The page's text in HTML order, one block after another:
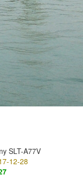
SLT-A77V
12-28